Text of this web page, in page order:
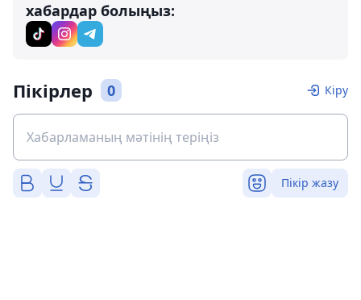
хабардар болыңыз:
Пікірлер 0 Кіру
Пікір жазу